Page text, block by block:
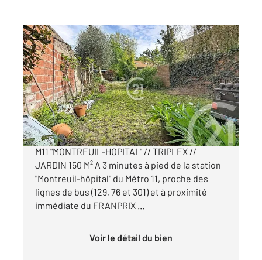
MONTREUIL 93
76,39 m2, 4 pièces
Ref : 14164
Appartement Autre à vendre
310 000 €
MONTREUIL-BOISSIERE // A 3 MIN A PIED DU
M11 "MONTREUIL-HOPITAL" // TRIPLEX //
JARDIN 150 M² A 3 minutes à pied de la station
"Montreuil-hôpital" du Métro 11, proche des
lignes de bus (129, 76 et 301) et à proximité
immédiate du FRANPRIX ...
Voir le détail du bien